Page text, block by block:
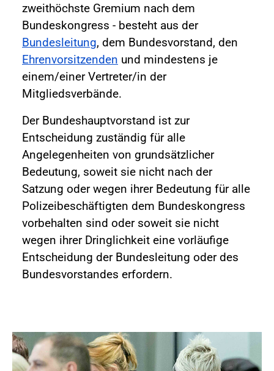
zweithöchste Gremium nach dem
Bundeskongress - besteht aus der
Bundesleitung, dem Bundesvorstand, den
Ehrenvorsitzenden und mindestens je
einem/einer Vertreter/in der
Mitgliedsverbände.
Der Bundeshauptvorstand ist zur
Entscheidung zuständig für alle
Angelegenheiten von grundsätzlicher
Bedeutung, soweit sie nicht nach der
Satzung oder wegen ihrer Bedeutung für alle
Polizeibeschäftigten dem Bundeskongress
vorbehalten sind oder soweit sie nicht
wegen ihrer Dringlichkeit eine vorläufige
Entscheidung der Bundesleitung oder des
Bundesvorstandes erfordern.